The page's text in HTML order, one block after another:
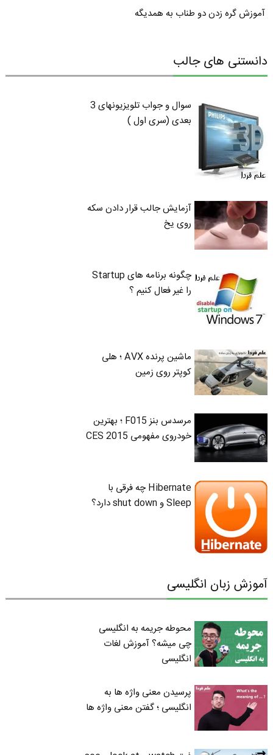
آموزش گره زدن دو طناب به همدیگه
دانستنی های جالب
سوال و جواب تلویزیونهای 3
بعدی (سری اول )
آزمایش جالب قرار دادن سکه
روی یخ
چگونه برنامه های Startup
را غیر فعال کنیم ؟
ماشین پرنده AVX ؛ هلی
کوپتر روی زمین
مرسدس بنز F015 ؛ بهترین
خودروی مفهومی CES 2015
Hibernate چه فرقی با
Sleep و shut down دارد؟
آموزش زبان انگلیسی
محوطه جریمه به انگلیسی
چی میشه؟ آموزش لغات
انگلیسی
پرسیدن معنی واژه ها به
انگلیسی ؛ گفتن معنی واژه ها